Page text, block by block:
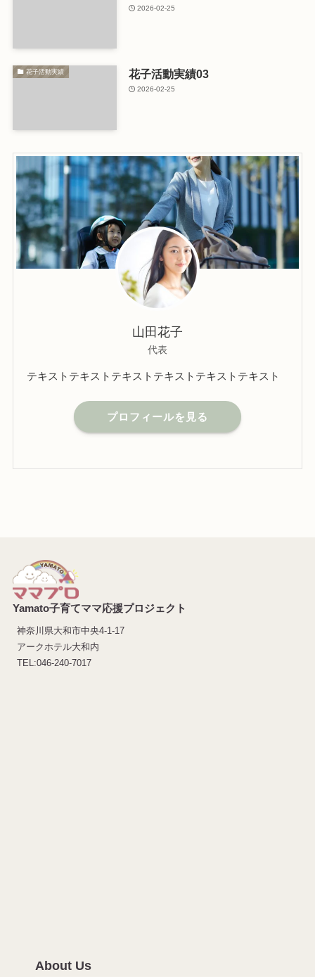
2026-02-25
花子活動実績 花子活動実績03
2026-02-25
山田花子
代表
テキストテキストテキストテキストテキストテキスト
プロフィールを見る
Yamato子育てママ応援プロジェクト
神奈川県大和市中央4-1-17
アークホテル大和内
TEL:046-240-7017
About Us